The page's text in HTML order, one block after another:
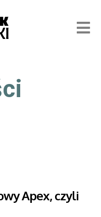
Apex, czyli